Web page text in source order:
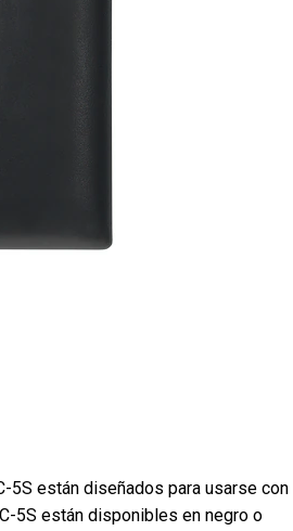
5S están diseñados para usarse con
5S están disponibles en negro o